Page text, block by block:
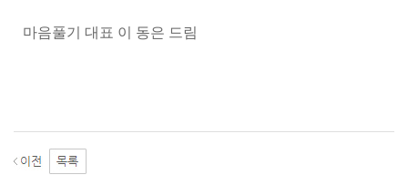
마음풀기 대표 이 동은 드림